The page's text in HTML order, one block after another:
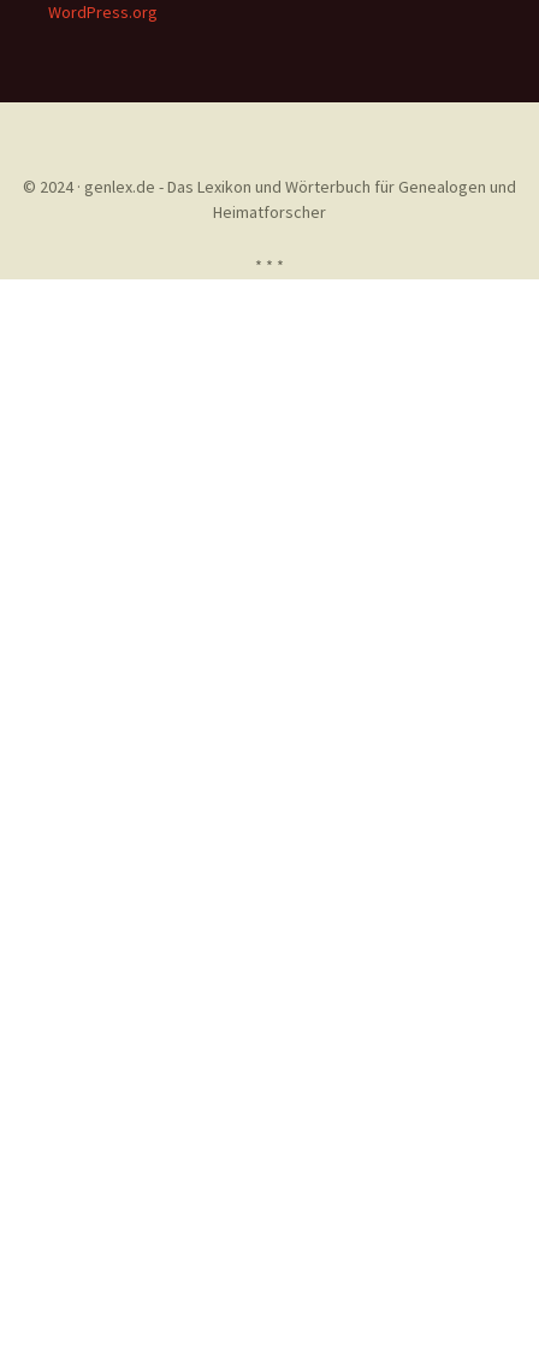
WordPress.org
© 2024 · genlex.de - Das Lexikon und Wörterbuch für Genealogen und
Heimatforscher
* * *